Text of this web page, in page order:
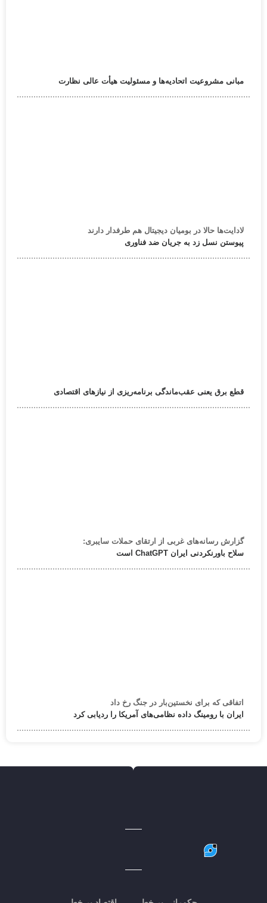
مبانی مشروعیت اتحادیه‌ها و مسئولیت هیأت عالی نظارت
لادایت‌ها حالا در بومیان دیجیتال هم طرفدار دارند
پیوستن نسل زد به جریان ضد فناوری
قطع برق یعنی عقب‌ماندگی برنامه‌ریزی از نیازهای اقتصادی
گزارش رسانه‌های غربی از ارتقای حملات سایبری:
سلاح باورنکردنی ایران ChatGPT است
اتفاقی که برای نخستین‌بار در جنگ رخ داد
ایران با رومینگ داده نظامی‌های آمریکا را ردیابی کرد